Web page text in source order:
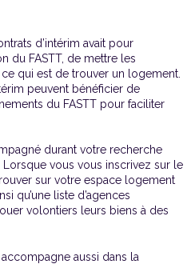
d’intérim avait pour
du FASTT, de mettre les
qui est de trouver un logement.
peuvent bénéficier de
du FASTT pour faciliter
durant votre recherche
Lorsque vous vous inscrivez sur le
sur votre espace logement
qu’une liste d’agences
volontiers leurs biens à des
aussi dans la